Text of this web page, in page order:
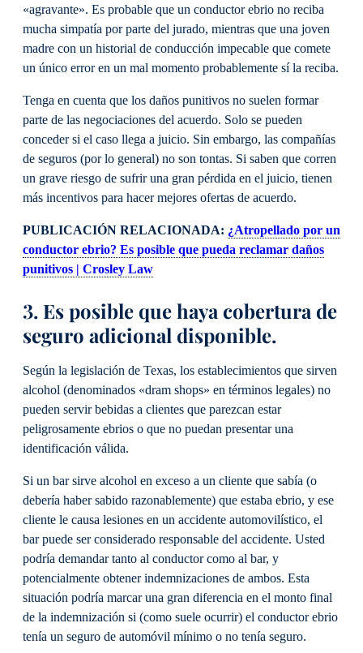
«agravante». Es probable que un conductor ebrio no reciba
mucha simpatía por parte del jurado, mientras que una joven
madre con un historial de conducción impecable que comete
un único error en un mal momento probablemente sí la reciba.
Tenga en cuenta que los daños punitivos no suelen formar
parte de las negociaciones del acuerdo. Solo se pueden
conceder si el caso llega a juicio. Sin embargo, las compañías
de seguros (por lo general) no son tontas. Si saben que corren
un grave riesgo de sufrir una gran pérdida en el juicio, tienen
más incentivos para hacer mejores ofertas de acuerdo.
PUBLICACIÓN RELACIONADA: ¿Atropellado por un
conductor ebrio? Es posible que pueda reclamar daños
punitivos | Crosley Law
3. Es posible que haya cobertura de
seguro adicional disponible.
Según la legislación de Texas, los establecimientos que sirven
alcohol (denominados «dram shops» en términos legales) no
pueden servir bebidas a clientes que parezcan estar
peligrosamente ebrios o que no puedan presentar una
identificación válida.
Si un bar sirve alcohol en exceso a un cliente que sabía (o
debería haber sabido razonablemente) que estaba ebrio, y ese
cliente le causa lesiones en un accidente automovilístico, el
bar puede ser considerado responsable del accidente. Usted
podría demandar tanto al conductor como al bar, y
potencialmente obtener indemnizaciones de ambos. Esta
situación podría marcar una gran diferencia en el monto final
de la indemnización si (como suele ocurrir) el conductor ebrio
tenía un seguro de automóvil mínimo o no tenía seguro.